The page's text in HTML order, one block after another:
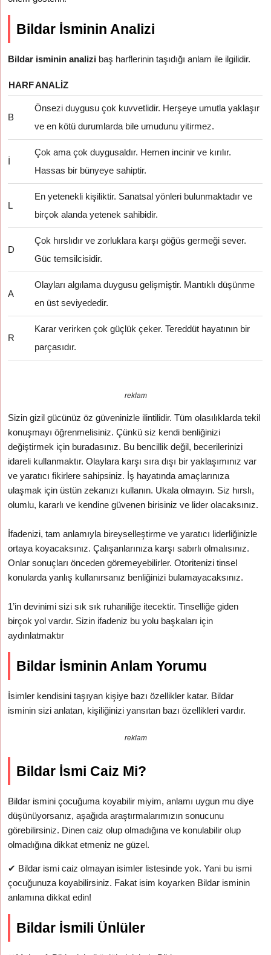
Bildar İsminin Analizi
Bildar isminin analizi baş harflerinin taşıdığı anlam ile ilgilidir.
HARFANALIZ
B
Önsezi duygusu çok kuvvetlidir. Herşeye umutla yaklaşır
ve en kötü durumlarda bile umudunu yitirmez.
İ
Çok ama çok duygusaldır. Hemen incinir ve kırılır.
Hassas bir bünyeye sahiptir.
L
En yetenekli kişiliktir. Sanatsal yönleri bulunmaktadır ve
birçok alanda yetenek sahibidir.
D
Çok hırslıdır ve zorluklara karşı göğüs germeği sever.
Güc temsilcisidir.
A
Olayları algılama duygusu gelişmiştir. Mantıklı düşünme
en üst seviyededir.
R
Karar verirken çok güçlük çeker. Tereddüt hayatının bir
parçasıdır.
reklam
Sizin gizil gücünüz öz güveninizle ilintilidir. Tüm olasılıklarda tekil
konuşmayı öğrenmelisiniz. Çünkü siz kendi benliğinizi
değiştirmek için buradasınız. Bu bencillik değil, becerilerinizi
idareli kullanmaktır. Olaylara karşı sıra dışı bir yaklaşımınız var
ve yaratıcı fikirlere sahipsiniz. İş hayatında amaçlarınıza
ulaşmak için üstün zekanızı kullanın. Ukala olmayın. Siz hırslı,
olumlu, kararlı ve kendine güvenen birisiniz ve lider olacaksınız.
İfadenizi, tam anlamıyla bireyselleştirme ve yaratıcı liderliğinizle
ortaya koyacaksınız. Çalışanlarınıza karşı sabırlı olmalısınız.
Onlar sonuçları önceden göremeyebilirler. Otoritenizi tinsel
konularda yanlış kullanırsanız benliğinizi bulamayacaksınız.
1’in devinimi sizi sık sık ruhaniliğe itecektir. Tinselliğe giden
birçok yol vardır. Sizin ifadeniz bu yolu başkaları için
aydınlatmaktır
Bildar İsminin Anlam Yorumu
İsimler kendisini taşıyan kişiye bazı özellikler katar. Bildar
isminin sizi anlatan, kişiliğinizi yansıtan bazı özellikleri vardır.
reklam
Bildar İsmi Caiz Mi?
Bildar ismini çocuğuma koyabilir miyim, anlamı uygun mu diye
düşünüyorsanız, aşağıda araştırmalarımızın sonucunu
görebilirsiniz. Dinen caiz olup olmadığına ve konulabilir olup
olmadığına dikkat etmeniz ne güzel.
✔ Bildar ismi caiz olmayan isimler listesinde yok. Yani bu ismi
çocuğunuza koyabilirsiniz. Fakat isim koyarken Bildar isminin
anlamına dikkat edin!
Bildar İsmili Ünlüler